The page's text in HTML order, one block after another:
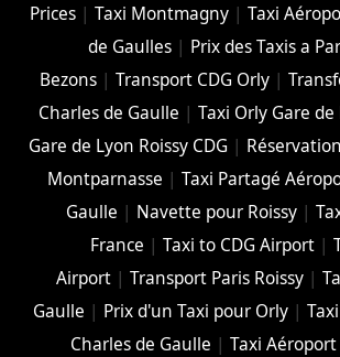
Prices |Taxi Montmagny |Taxi
de Gaulles | Prix des Taxis a
Bezons |Transport CDG Orly |
Charles de Gaulle | Taxi Orly Gare de
Gare de Lyon Roissy CDG |
Montparnasse |Taxi Partagé
Gaulle | Navette pour Roissy|
France | Taxi to CDG Airport|
Airport |Transport Paris Roissy |
Gaulle | Prix d'un Taxi pour Orly |
Charles de Gaulle | Taxi Aéroport